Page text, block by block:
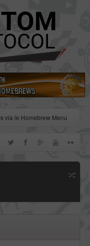
via le Homebrew Menu
pour obtenir un
» de chiffrage
inutile, un !